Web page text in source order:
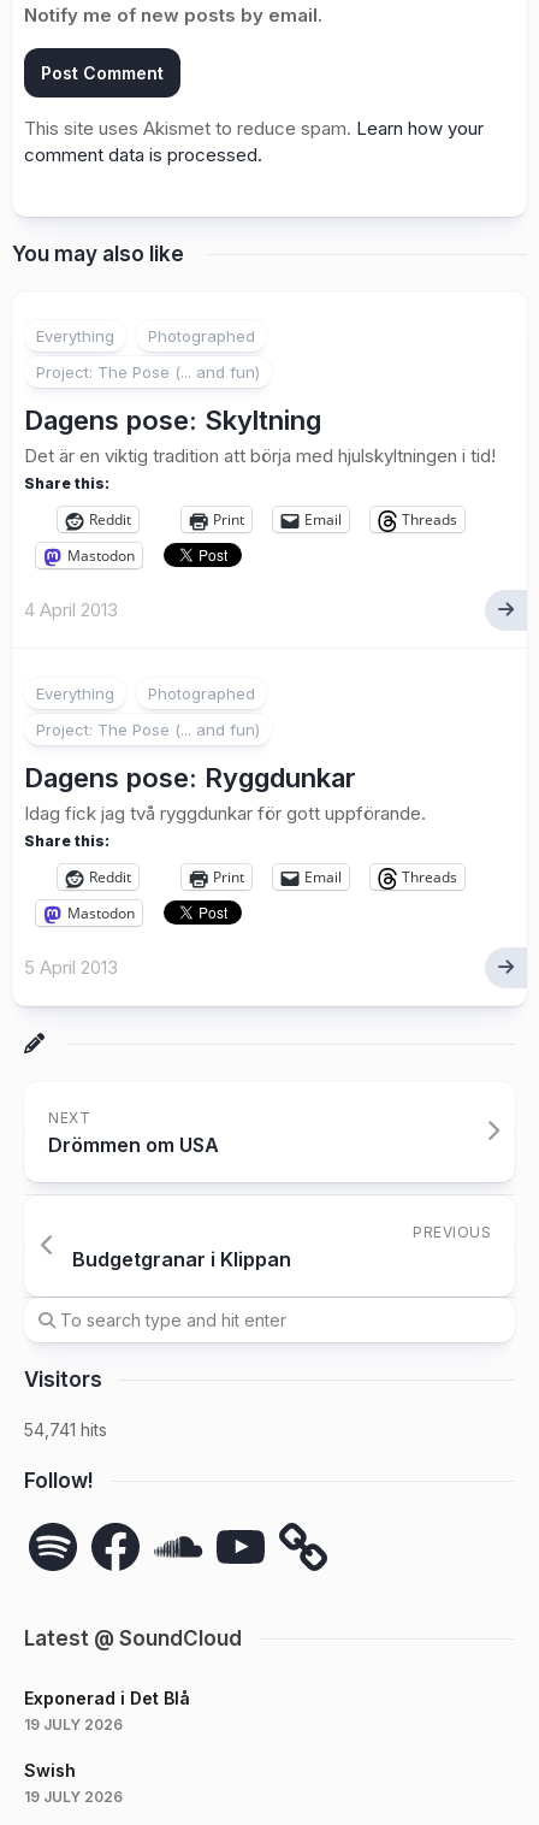
Notify me of new posts by email.
This site uses Akismet to reduce spam. Learn how your
comment data is processed.
You may also like
Everything
Photographed
Project: The Pose (... and fun)
Dagens pose: Skyltning
Det är en viktig tradition att börja med hjulskyltningen i tid!
Share this:
Reddit Print Email
Threads
Mastodon
4 April 2013
Everything
Photographed
Project: The Pose (... and fun)
Dagens pose: Ryggdunkar
Idag fick jag två ryggdunkar för gott uppförande.
Share this:
Reddit Print Email
Threads
Mastodon
5 April 2013
NEXT
Drömmen om USA
PREVIOUS
Budgetgranar i Klippan
Visitors
54,741 hits
Follow!
Spotify Facebook YouTube
Latest @ SoundCloud
Exponerad i Det Blå
19 JULY 2026
Swish
19 JULY 2026